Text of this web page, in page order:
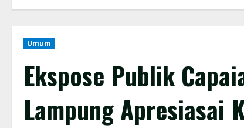
Umum
Ekspose Publik
Lampung Apresiasai